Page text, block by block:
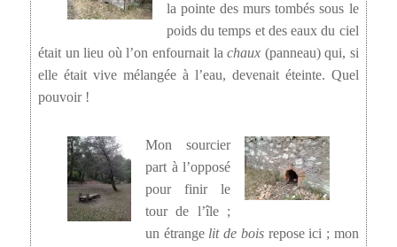
la pointe des murs tombés sous le
poids du temps et des eaux du ciel
était un lieu où l’on enfournait lachaux (panneau) qui, si
elle était vive mélangée à l’eau, devenait éteinte. Quel
pouvoir !
Mon sourcier
part à l’opposé
pour finir le
tour de l’île ;
un étrange lit de boisrepose ici ; mon